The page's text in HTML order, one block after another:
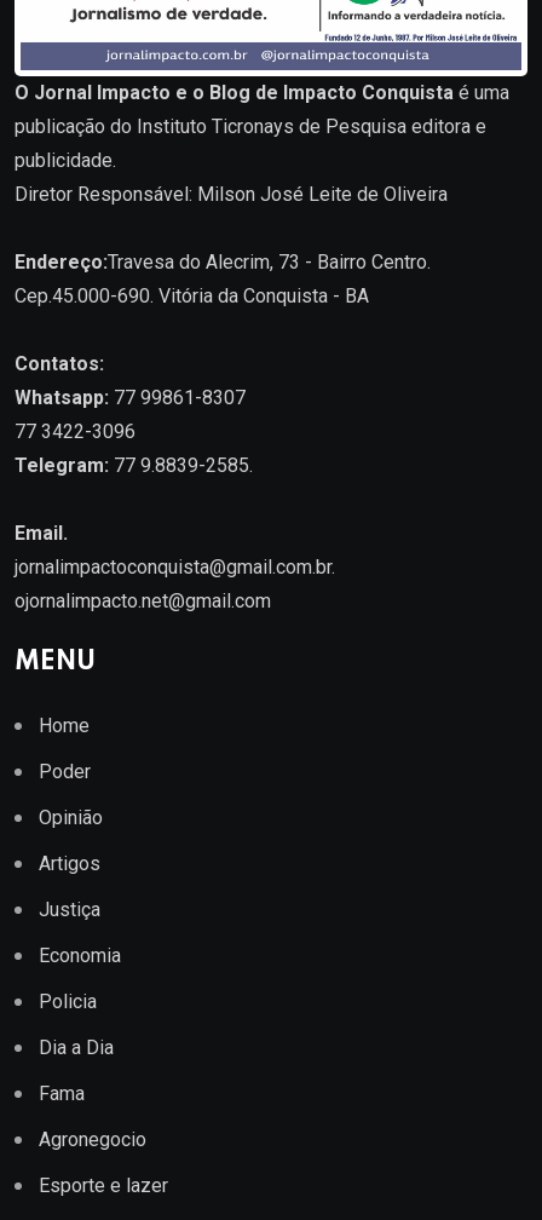
O Jornal Impacto e o Blog de Impacto Conquista é uma
publicação do Instituto Ticronays de Pesquisa editora e
publicidade.
Diretor Responsável: Milson José Leite de Oliveira
Endereço:Travesa do Alecrim, 73 - Bairro Centro.
Cep.45.000-690. Vitória da Conquista - BA
Contatos:
Whatsapp: 77 99861-8307
77 3422-3096
Telegram: 77 9.8839-2585.
Email.
jornalimpactoconquista@gmail.com.br.
ojornalimpacto.net@gmail.com
MENU
Home
Poder
Opinião
Artigos
Justiça
Economia
Policia
Dia a Dia
Fama
Agronegocio
Esporte e lazer